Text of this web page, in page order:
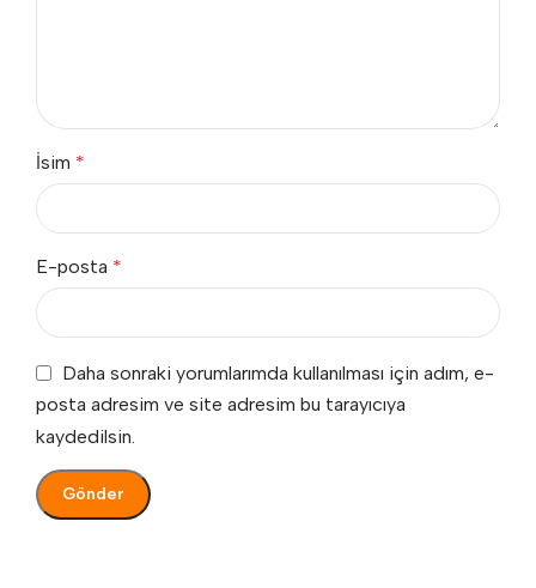
İsim *
E-posta *
Daha sonraki yorumlarımda kullanılması için adım, e-
posta adresim ve site adresim bu tarayıcıya
kaydedilsin.